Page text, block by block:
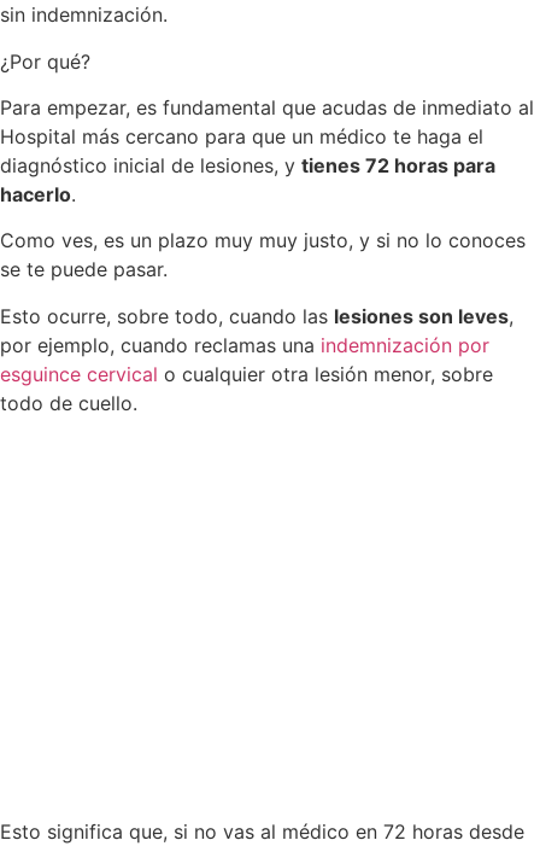
sin indemnización.
¿Por qué?
Para empezar, es fundamental que acudas de inmediato al
Hospital más cercano para que un médico te haga el
diagnóstico inicial de lesiones, y tienes 72 horas para
hacerlo.
Como ves, es un plazo muy muy justo, y si no lo conoces
se te puede pasar.
Esto ocurre, sobre todo, cuando las lesiones son leves,
por ejemplo, cuando reclamas una indemnización por
esguince cervical o cualquier otra lesión menor, sobre
todo de cuello.
Esto significa que, si no vas al médico en 72 horas desde